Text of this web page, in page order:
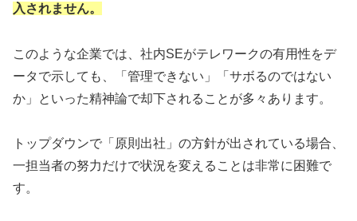
入されません。
このような企業では、社内SEがテレワークの有用性をデ
ータで示しても、「管理できない」「サボるのではない
か」といった精神論で却下されることが多々あります。
トップダウンで「原則出社」の方針が出されている場合、
一担当者の努力だけで状況を変えることは非常に困難で
す。